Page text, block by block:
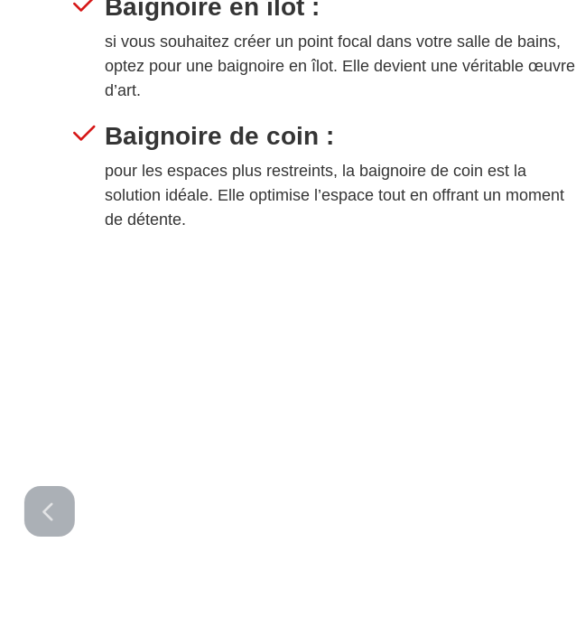
Baignoire en îlot :
si vous souhaitez créer un point focal dans votre salle de bains,
optez pour une baignoire en îlot. Elle devient une véritable œuvre
d’art.
Baignoire de coin :
pour les espaces plus restreints, la baignoire de coin est la
solution idéale. Elle optimise l’espace tout en offrant un moment
de détente.